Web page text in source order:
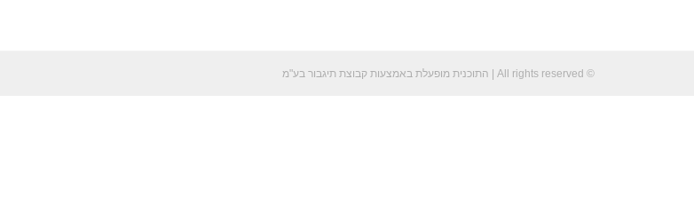
© All rights reserved | התוכנית מופעלת באמצעות קבוצת תיגבור בע"מ